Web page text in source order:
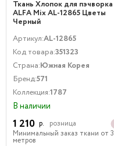
Ткань Хлопок для пэчворка
ALFA Mix AL-12865 Цветы
Черный
Артикул:AL-12865
Код товара:351323
Страна:Южная Корея
Бренд:571
Коллекция:1787
В наличии
1 210 р.
розница
Минимальный заказ ткани от 3
метров